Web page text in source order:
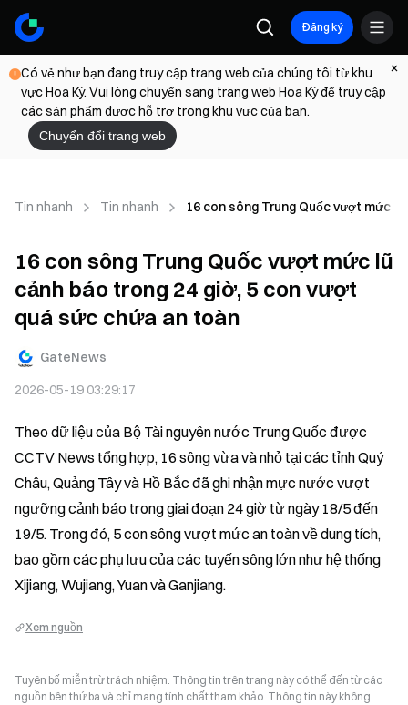
Đăng ký
Có vẻ như bạn đang truy cập trang web của chúng tôi từ khu
vực Hoa Kỳ. Vui lòng chuyển sang trang web Hoa Kỳ để truy cập
các sản phẩm được hỗ trợ trong khu vực của bạn.
Chuyển đổi trang web
Tin nhanh Tin nhanh 16 con sông Trung Quốc vượt mức
16 con sông Trung Quốc vượt mức lũ
cảnh báo trong 24 giờ, 5 con vượt
quá sức chứa an toàn
GateNews
2026-05-19 03:29:17
Theo dữ liệu của Bộ Tài nguyên nước Trung Quốc được
CCTV News tổng hợp, 16 sông vừa và nhỏ tại các tỉnh Quý
Châu, Quảng Tây và Hồ Bắc đã ghi nhận mực nước vượt
ngưỡng cảnh báo trong giai đoạn 24 giờ từ ngày 18/5 đến
19/5. Trong đó, 5 con sông vượt mức an toàn về dung tích,
bao gồm các phụ lưu của các tuyến sông lớn như hệ thống
Xijiang, Wujiang, Yuan và Ganjiang.
Xem nguồn
Tuyên bố miễn trừ trách nhiệm: Thông tin trên trang này có thể đến từ các
nguồn bên thứ ba và chỉ mang tính chất tham khảo. Thông tin này không